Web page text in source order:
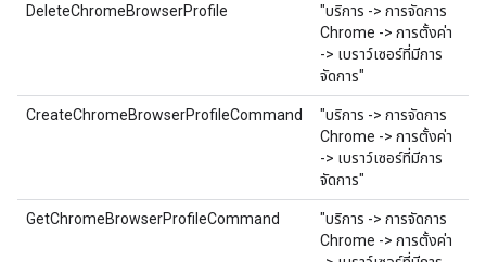
DeleteChromeBrowserProfile
"บริการ -> การจัดการ
Chrome -> การตั้งค่า
-> เบราว์เซอร์ที่มีการ
จัดการ"
CreateChromeBrowserProfileCommand
"บริการ -> การจัดการ
Chrome -> การตั้งค่า
-> เบราว์เซอร์ที่มีการ
จัดการ"
GetChromeBrowserProfileCommand
"บริการ -> การจัดการ
Chrome -> การตั้งค่า